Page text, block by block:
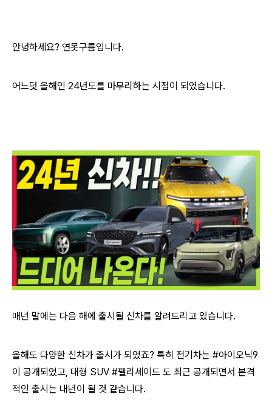
안녕하세요? 연못구름입니다.
어느덧 올해인 24년도를 마무리하는 시점이 되었습니다.
매년 말에는 다음 해에 출시될 신차를 알려드리고 있습니다.
올해도 다양한 신차가 출시가 되었죠? 특히 전기차는 #아이오닉9
이 공개되었고, 대형 SUV #팰리세이드 도 최근 공개되면서 본격
적인 출시는 내년이 될 것 같습니다.